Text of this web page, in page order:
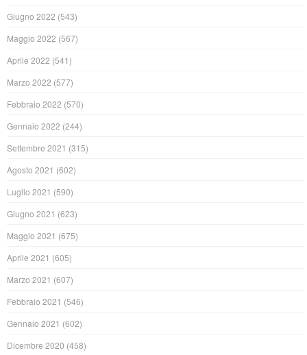
Giugno 2022 (543)
Maggio 2022 (567)
Aprile 2022 (541)
Marzo 2022 (577)
Febbraio 2022 (570)
Gennaio 2022 (244)
Settembre 2021 (315)
Agosto 2021 (602)
Luglio 2021 (590)
Giugno 2021 (623)
Maggio 2021 (675)
Aprile 2021 (605)
Marzo 2021 (607)
Febbraio 2021 (546)
Gennaio 2021 (602)
Dicembre 2020 (458)